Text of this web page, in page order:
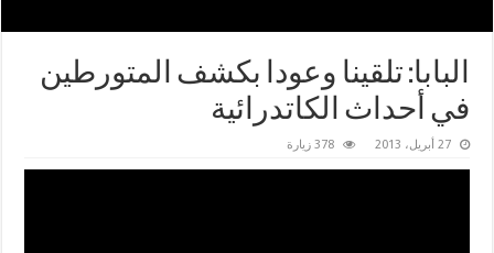
البابا: تلقينا وعودا بكشف المتورطين
في أحداث الكاتدرائية
27 أبريل، 2013 378 زيارة